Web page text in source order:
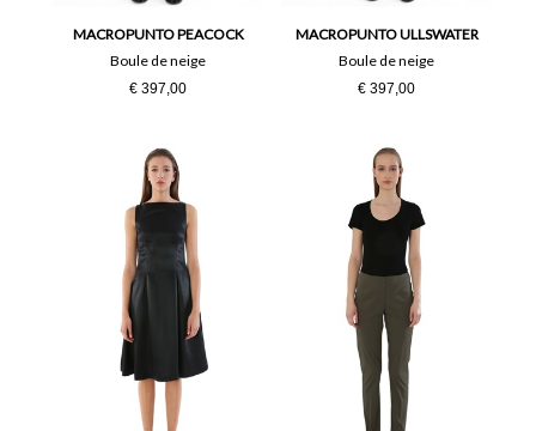
MACROPUNTO PEACOCK
Boule de neige
€ 397,00
MACROPUNTO ULLSWATER
Boule de neige
€ 397,00